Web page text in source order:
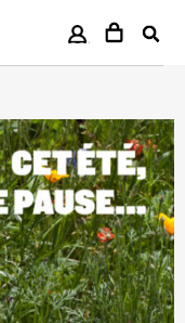
COMPTE